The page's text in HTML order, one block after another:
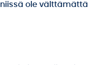
ole välttämättä